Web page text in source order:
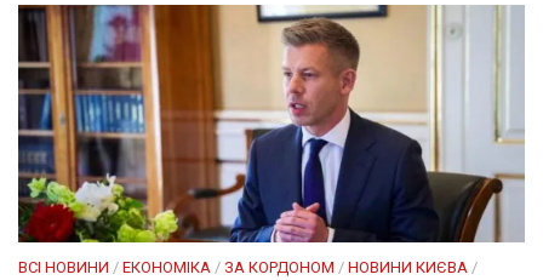
ВСІ НОВИНИ / ЕКОНОМІКА / ЗА КОРДОНОМ / НОВИНИ КИЄВА /